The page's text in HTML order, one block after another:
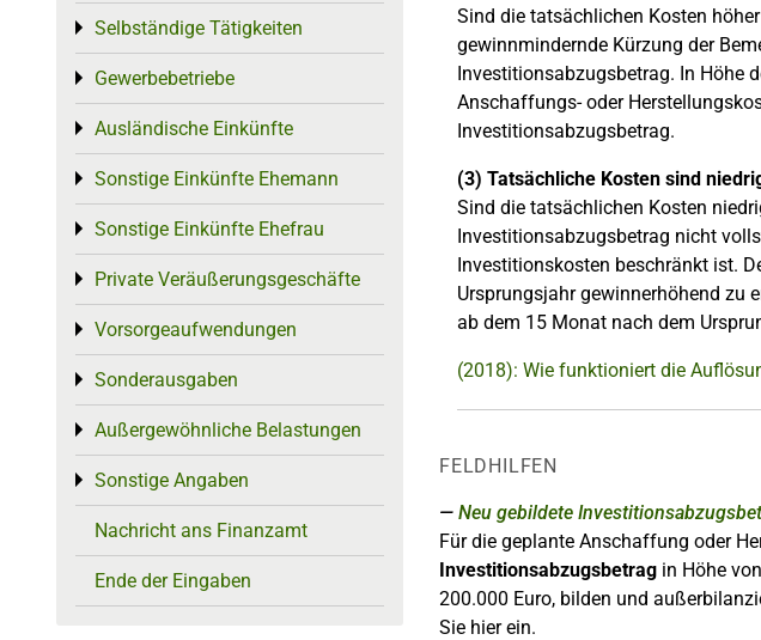
Sind die tatsächlichen Kosten
gewinnmindernde Kürzung der
Investitionsabzugsbetrag. In Höhe
Anschaffungs- oder
Investitionsabzugsbetrag.
(3) Tatsächliche Kosten sind
Sind die tatsächlichen Kosten
Investitionsabzugsbetrag nicht
Investitionskosten beschränkt ist.
Ursprungsjahr gewinnerhöhend zu
ab dem 15 Monat nach dem
(2018): Wie funktioniert die
FELDHILFEN
Neu gebildete
Für die geplante Anschaffung oder
Investitionsabzugsbetrag in Höhe
200.000 Euro, bilden und
Sie hier ein.
Selbständige Tätigkeiten
Toggle menu
Gewerbebetriebe
Toggle menu
Ausländische Einkünfte
Toggle menu
Sonstige Einkünfte Ehemann
Toggle menu
Sonstige Einkünfte Ehefrau
Toggle menu
Private Veräußerungsgeschäfte
Toggle menu
Vorsorgeaufwendungen
Toggle menu
Sonderausgaben
Toggle menu
Außergewöhnliche Belastungen
Toggle menu
Sonstige Angaben
Toggle menu
Nachricht ans Finanzamt
Ende der Eingaben